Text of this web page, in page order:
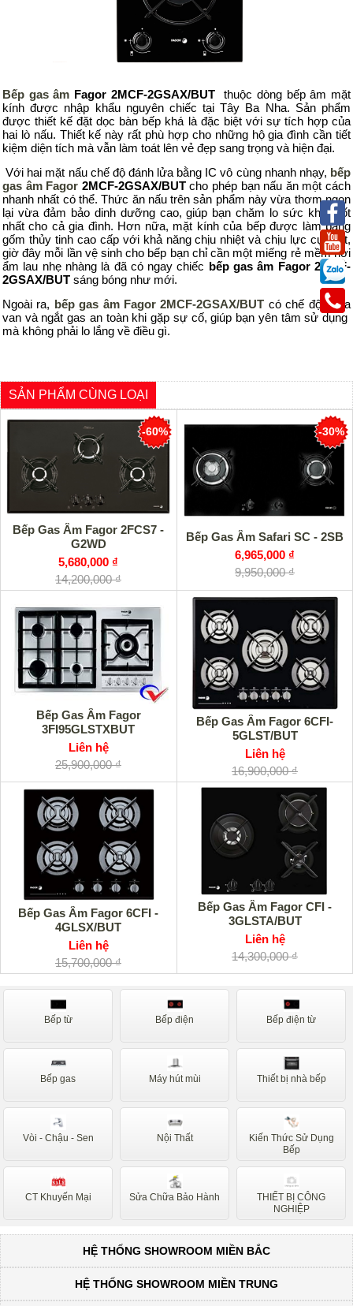
Bếp gasâm Fagor 2MCF-2GSAX/BUT
thuộc dòng bếp âm mặt
kính được nhập khẩu nguyên chiếc tại Tây Ba Nha. Sản phẩm
được thiết kế đặt dọc bàn bếp khá là đặc biệt với sự tích hợp của
hai lò nấu. Thiết kế này rất phù hợp cho những hộ gia đình cần tiết
kiệm diện tích mà vẫn làm toát lên vẻ đẹp sang trọng và hiện đại.
Với hai mặt nấu chế độ đánh lửa bằng IC vô cùng nhanh nhạy, bếp
gas âm Fagor 2MCF-2GSAX/BUT cho phép bạn nấu ăn một cách
nhanh nhất có thể. Thức ăn nấu trên sản phẩm này vừa thơm ngon
lại vừa đảm bảo dinh dưỡng cao, giúp bạn chăm lo sức khỏe tốt
nhất cho cả gia đình. Hơn nữa, mặt kínhcủa bếp được làm bằng
gốm thủy tinhcao cấp với khả năngchịu nhiệtvà chịu lực cực tốt,
giờ đây mỗi lần vệ sinh cho bếp bạn chỉ cần một miếng rẻ mềm hơi
ẩm lau nhẹ nhàng là đã có ngay chiếc bếp gasâm Fagor 2MCF-
2GSAX/BUT sáng bóng như mới.
Ngoài ra, bếp gas âm Fagor 2MCF-2GSAX/BUT có chế độkhóa
van và ngắt gas an toàn khi gặp sự cố, giúp bạn yên tâmsử dụng
mà không phải lo lắng về điều gì.
SẢN PHẨM CÙNG LOẠI
Bếp Gas Âm Fagor 2FCS7 -
G2WD
5,680,000 ₫
14,200,000 ₫
-60%
Bếp Gas Âm Safari SC - 2SB
6,965,000 ₫
9,950,000 ₫
-30%
Bếp Gas Âm Fagor
3FI95GLSTXBUT
Liên hệ
25,900,000 ₫
Bếp Gas Âm Fagor 6CFI-
5GLST/BUT
Liên hệ
16,900,000 ₫
Bếp Gas Âm Fagor 6CFI -
4GLSX/BUT
Liên hệ
15,700,000 ₫
Bếp Gas Âm Fagor CFI -
3GLSTA/BUT
Liên hệ
14,300,000 ₫
Bếp từ Bếp điện Bếp điện từ
Bếp gas Máy hút mùi Thiết bị nhà bếp
Vòi - Chậu - Sen Nội Thất
Kiến Thức Sử Dụng
Bếp
CT Khuyến Mại Sửa Chữa Bảo Hành
THIẾT BỊ CÔNG
NGHIỆP
HỆ THỐNG SHOWROOM MIỀN BẮC
HỆ THỐNG SHOWROOM MIỀN TRUNG